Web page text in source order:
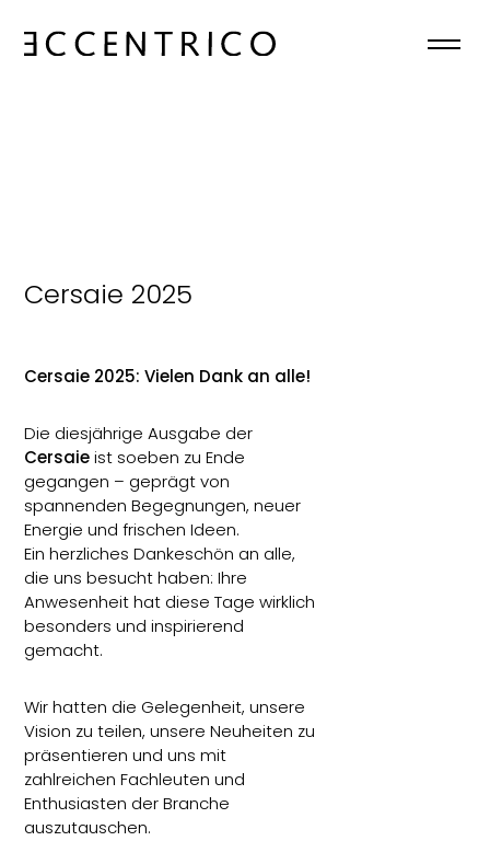
HOME
NEWS
KONTAKT
DE 
Cersaie 2025
Cersaie 2025: Vielen Dank an alle!
Die diesjährige Ausgabe der
Cersaieist soeben zu Ende
gegangen – geprägt von
spannenden Begegnungen, neuer
Energie und frischen Ideen.
Ein herzliches Dankeschön an alle,
die uns besucht haben: Ihre
Anwesenheit hat diese Tage wirklich
besonders und inspirierend
gemacht.
Wir hatten die Gelegenheit, unsere
Vision zu teilen, unsere Neuheiten zu
präsentieren und uns mit
zahlreichen Fachleuten und
Enthusiasten der Branche
auszutauschen.